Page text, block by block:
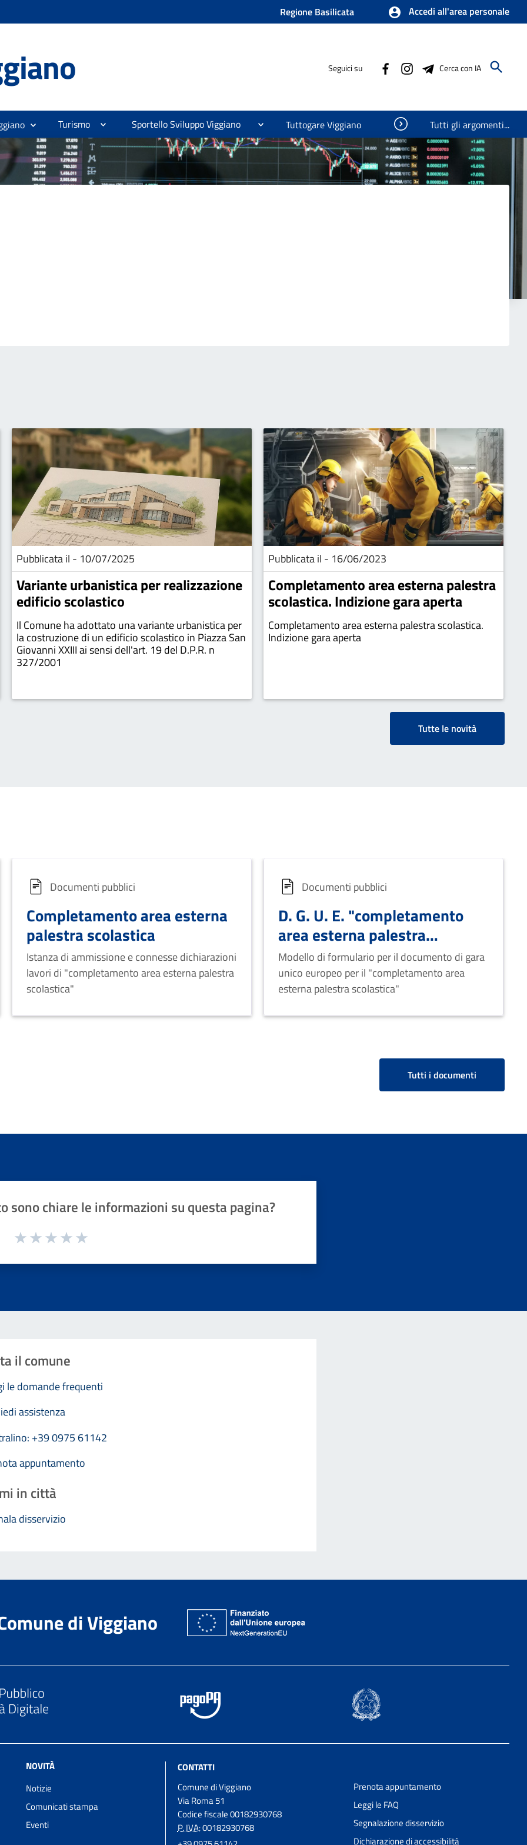
Regione Basilicata Accedi all'area personale
Seguici su Cerca con IA
Turismo Sportello Sviluppo Viggiano Tuttogare Viggiano Visualizza oggetti nascosti
Tutti gli argomenti...
Pubblicata il - 10/07/2025
Variante urbanistica per realizzazione
edificio scolastico
Il Comune ha adottato una variante urbanistica per
la costruzione di un edificio scolastico in Piazza San
Giovanni XXIII ai sensi dell'art. 19 del D.P.R. n
327/2001
Pubblicata il - 16/06/2023
Completamento area esterna palestra
scolastica. Indizione gara aperta
Completamento area esterna palestra scolastica.
Indizione gara aperta
Tutte le novità
Documenti pubblici
Completamento area esterna
palestra scolastica
Istanza di ammissione e connesse dichiarazioni
lavori di "completamento area esterna palestra
scolastica"
Documenti pubblici
D. G. U. E. "completamento
area esterna palestra
scolastica"
Modello di formulario per il documento di gara
unico europeo per il "completamento area
esterna palestra scolastica"
Tutti i documenti
sono chiare le informazioni su questa pagina?
1 a 5 stelle la pagina
il comune
le domande frequenti
assistenza
+39 0975 61142
appuntamento
in città
disservizio
di Viggiano
NOVITÀ
Notizie
Comunicati stampa
Eventi
CONTATTI
Comune di Viggiano
Via Roma 51
Codice fiscale 00182930768
P. IVA:00182930768
Prenota appuntamento
Leggi le FAQ
Segnalazione disservizio
Dichiarazione di accessibilità